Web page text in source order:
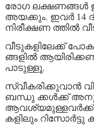
രോഗ ലക്ഷണങ്ങള്‍
അയക്കും. ഇവര്‍ 14
നിരീക്ഷണ ത്തില്‍
വീടുകളിലേക്ക്
ങ്ങളില്‍
പാടുള്ളൂ.
സ്വീകരിക്കുവാന്‍
ബന്ധു ക്കള്‍ക്ക്
ആവശ്യമുള്ളവര്‍ക്ക്
കളിലും റിസോര്‍ട്ടു